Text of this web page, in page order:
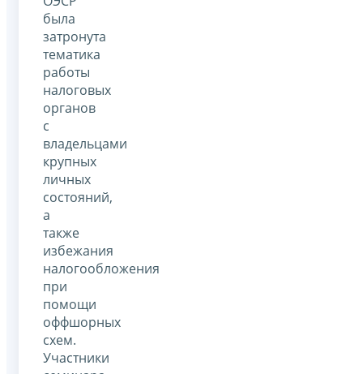
была
затронута
тематика
работы
налоговых
органов
с
владельцами
крупных
личных
состояний,
а
также
избежания
налогообложения
при
помощи
оффшорных
схем.
Участники